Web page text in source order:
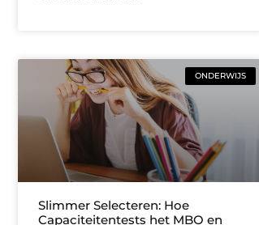
ONDERWIJS
Slimmer Selecteren: Hoe
Capaciteitentests het MBO en